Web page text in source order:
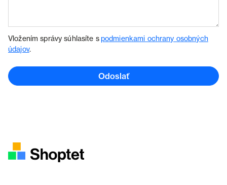
Vložením správy súhlasíte spodmienkami ochrany osobných
údajov.
Odoslať